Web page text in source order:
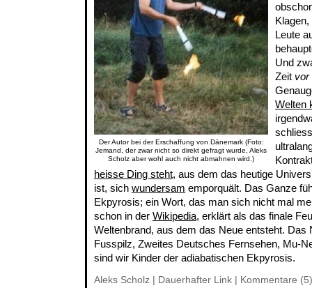
Der Autor bei der Erschaffung von Dänemark (Foto:
Jemand, der zwar nicht so direkt gefragt wurde, Aleks
Scholz aber wohl auch nicht abmahnen wird.)
Klagen,
Leute
Und
Zeit vor
Welten
heisse Ding steht, aus dem das heutige
ist, sich wundersam emporquält. Das Ganze
Ekpyrosis; ein Wort, das man sich nicht mal
schon in der Wikipedia, erklärt als das finale
Weltenbrand, aus dem das Neue entsteht. Das
Fusspilz, Zweites Deutsches Fernsehen, Mu-
sind wir Kinder der adiabatischen Ekpyrosis.
Aleks Scholz | Dauerhafter Link Kommentare (5)